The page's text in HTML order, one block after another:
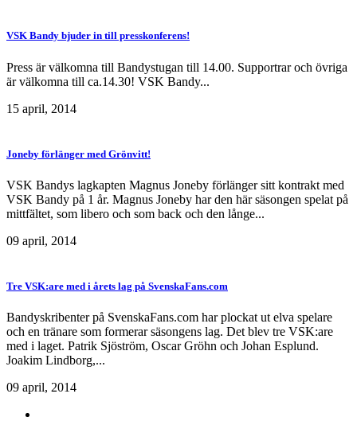
VSK Bandy bjuder in till presskonferens!
Press är välkomna till Bandystugan till 14.00. Supportrar och övriga
är välkomna till ca.14.30! VSK Bandy...
15 april, 2014
Joneby förlänger med Grönvitt!
VSK Bandys lagkapten Magnus Joneby förlänger sitt kontrakt med
VSK Bandy på 1 år. Magnus Joneby har den här säsongen spelat på
mittfältet, som libero och som back och den långe...
09 april, 2014
Tre VSK:are med i årets lag på SvenskaFans.com
Bandyskribenter på SvenskaFans.com har plockat ut elva spelare
och en tränare som formerar säsongens lag. Det blev tre VSK:are
med i laget. Patrik Sjöström, Oscar Gröhn och Johan Esplund.
Joakim Lindborg,...
09 april, 2014